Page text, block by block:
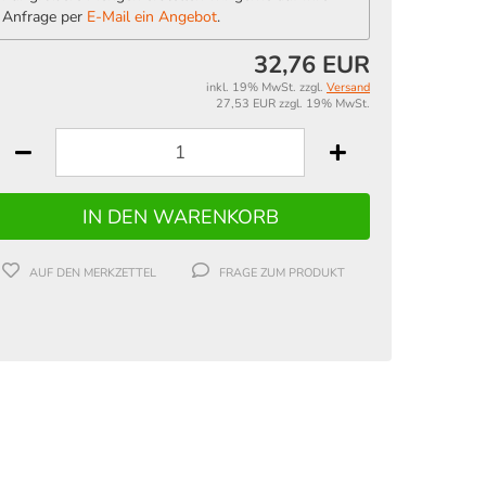
Anfrage per E-Mail ein Angebot.
32,76 EUR
inkl. 19% MwSt. zzgl. Versand
27,53 EUR zzgl. 19% MwSt.
AUF DEN MERKZETTEL FRAGE ZUM PRODUKT